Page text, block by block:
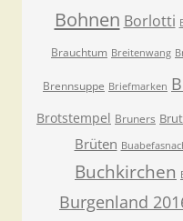
Bohnen Borlotti
Brauchtum Breitenwang
Brennsuppe Briefmarken
Brotstempel Bruners Brut
Brüten
Buchkirchen
Burgenland